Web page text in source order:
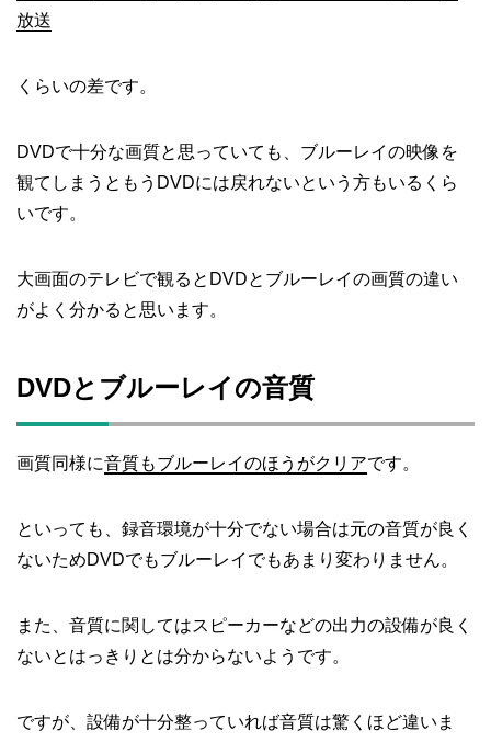
放送
くらいの差です。
DVDで十分な画質と思っていても、ブルーレイの映像を
観てしまうともうDVDには戻れないという方もいるくら
いです。
大画面のテレビで観るとDVDとブルーレイの画質の違い
がよく分かると思います。
DVDとブルーレイの音質
画質同様に音質もブルーレイのほうがクリアです。
といっても、録音環境が十分でない場合は元の音質が良く
ないためDVDでもブルーレイでもあまり変わりません。
また、音質に関してはスピーカーなどの出力の設備が良く
ないとはっきりとは分からないようです。
ですが、設備が十分整っていれば音質は驚くほど違いま